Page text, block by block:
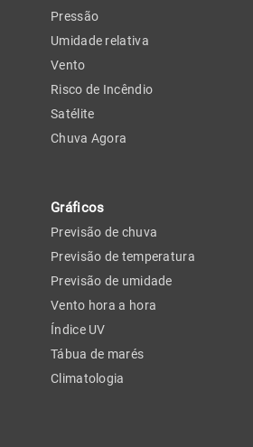
Pressão
Umidade relativa
Vento
Risco de Incêndio
Satélite
Chuva Agora
Gráficos
Previsão de chuva
Previsão de temperatura
Previsão de umidade
Vento hora a hora
Índice UV
Tábua de marés
Climatologia